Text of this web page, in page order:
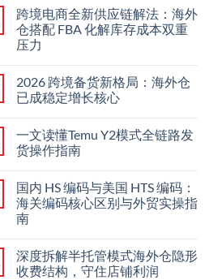
跨境电商全新供应链解法：海外
仓搭配 FBA 化解库存成本双重
压力
2026 跨境备货新格局：海外仓
已成稳定增长核心
一文读懂Temu Y2模式全链路发
货操作指南
国内 HS 编码与美国 HTS 编码：
海关编码核心区别与外贸实操指
南
深度拆解半托管模式海外仓隐形
收费结构，守住店铺利润